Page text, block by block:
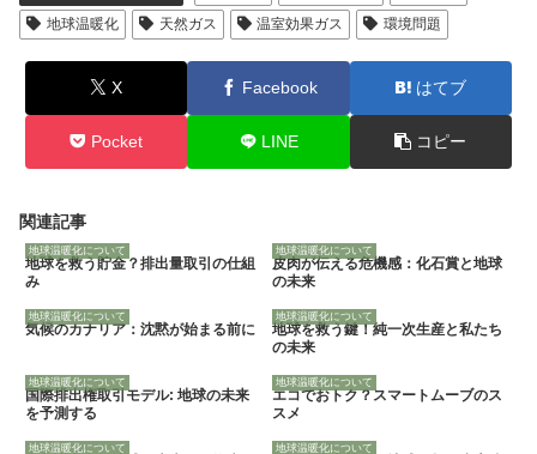
地球温暖化
天然ガス 温室効果ガス 環境問題
X Facebook はてブ
Pocket LINE コピー
関連記事
地球温暖化について
地球を救う貯金？排出量取引の仕組
み
地球温暖化について
皮肉が伝える危機感：化石賞と地球
の未来
地球温暖化について
気候のカナリア：沈黙が始まる前に
地球温暖化について
地球を救う鍵！純一次生産と私たち
の未来
地球温暖化について
国際排出権取引モデル: 地球の未来
を予測する
地球温暖化について
エコでおトク？スマートムーブのス
スメ
地球温暖化について 地球温暖化について